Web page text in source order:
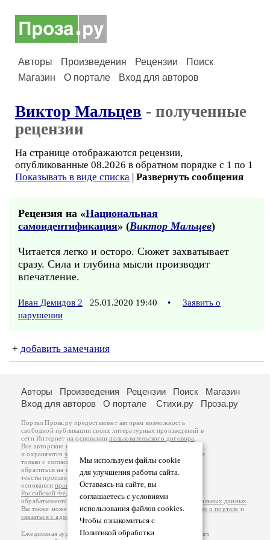
Авторы Произведения Рецензии
Поиск
Магазин
О портале Вход для авторов
Виктор Мальцев - полученные
рецензии
На странице отображаются рецензии,
опубликованные 08.2026 в обратном порядке с 1 по 1
Показывать в виде списка | Развернуть сообщения
Рецензия на «Национальная
самоидентификация» (Виктор Мальцев)
Читается легко и осторо. Сюжет захватывает
сразу. Сила и глубина мысли производит
впечатление.
Иван Демидов 2 25.01.2020 19:40 •
Заявить о
нарушении
+ добавить замечания
Мы используем файлы cookie
для улучшения работы сайта.
Оставаясь на сайте, вы
соглашаетесь с условиями
использования файлов cookies.
Чтобы ознакомиться с
Политикой обработки
Авторы Произведения Рецензии Поиск
Магазин
Вход для авторов
О портале Стихи.ру Проза.ру
Портал Проза.ру предоставляет авторам возможность
свободной публикации своих литературных произведений в
сети Интернет на основаниипользовательского договора
Все авторские права на произведения принадлежат авторам
и охраняются законом
. Перепечатка произведений возможна
только с согласия его автора, к которому вы можете
обратиться на его авторской странице. Ответственность за
тексты произведений авторы несут самостоятельно на
основанииправил публикацииизаконодательства
Российской Федерации
обрабатываются на основанииПолитики обработки персональных данных
Вы также можете посмотреть более подробнуюинформацию о портале и
связаться с администрацией
Ежедневная аудитория портала Проза.ру – порядка 100 тысяч